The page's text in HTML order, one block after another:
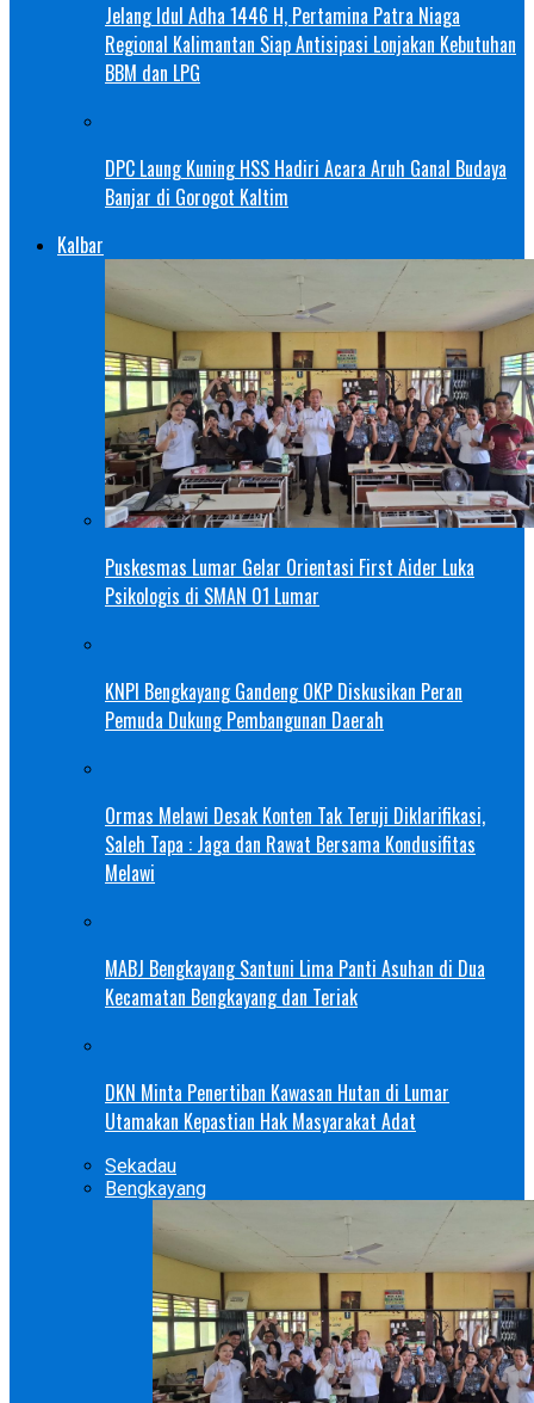
Jelang Idul Adha 1446 H, Pertamina Patra Niaga
Regional Kalimantan Siap Antisipasi Lonjakan Kebutuhan
BBM dan LPG
DPC Laung Kuning HSS Hadiri Acara Aruh Ganal Budaya
Banjar di Gorogot Kaltim
Kalbar
Puskesmas Lumar Gelar Orientasi First Aider Luka
Psikologis di SMAN 01 Lumar
KNPI Bengkayang Gandeng OKP Diskusikan Peran
Pemuda Dukung Pembangunan Daerah
Ormas Melawi Desak Konten Tak Teruji Diklarifikasi,
Saleh Tapa : Jaga dan Rawat Bersama Kondusifitas
Melawi
MABJ Bengkayang Santuni Lima Panti Asuhan di Dua
Kecamatan Bengkayang dan Teriak
DKN Minta Penertiban Kawasan Hutan di Lumar
Utamakan Kepastian Hak Masyarakat Adat
Sekadau
Bengkayang